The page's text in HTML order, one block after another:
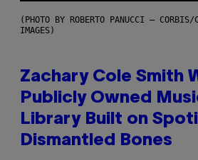
(PHOTO BY ROBERTO PANUCCI –
IMAGES)
Zachary Cole Smith
Publicly Owned
Library Built on
Dismantled Bones